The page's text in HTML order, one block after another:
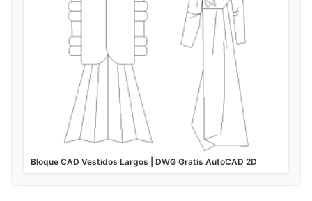
Bloque CAD Vestidos Largos | DWG Gratis AutoCAD 2D